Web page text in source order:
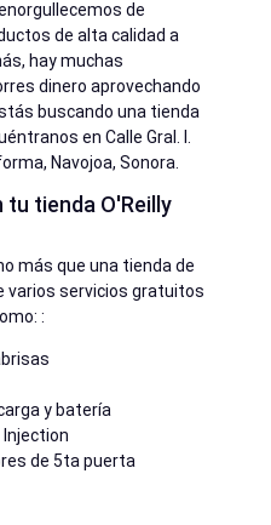
de
de alta calidad a
hay muchas
dinero aprovechando
buscando una tienda
en Calle Gral. I.
Navojoa, Sonora.
tienda O'Reilly
más que una tienda de
varios servicios gratuitos
:
y batería
Injection
de 5ta puerta